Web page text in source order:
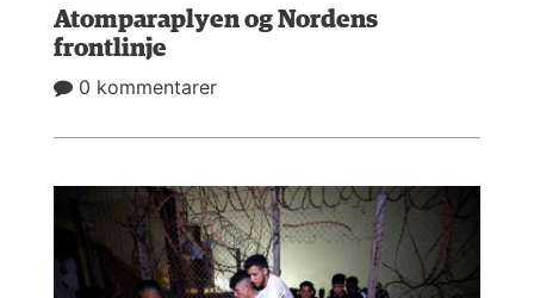
Atomparaplyen og Nordens
frontlinje
0 kommentarer